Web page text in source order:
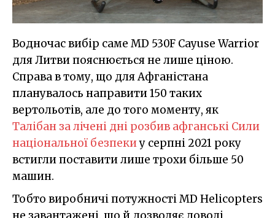
Водночас вибір саме MD 530F Cayuse Warrior
для Литви пояснюється не лише ціною.
Справа в тому, що для Афганістана
планувалось направити 150 таких
вертольотів, але до того моменту, як
Талібан за лічені дні розбив афганські Сили
національної безпекиу серпні 2021 року
встигли поставити лише трохи більше 50
машин.
Тобто виробничі потужності MD Helicopters